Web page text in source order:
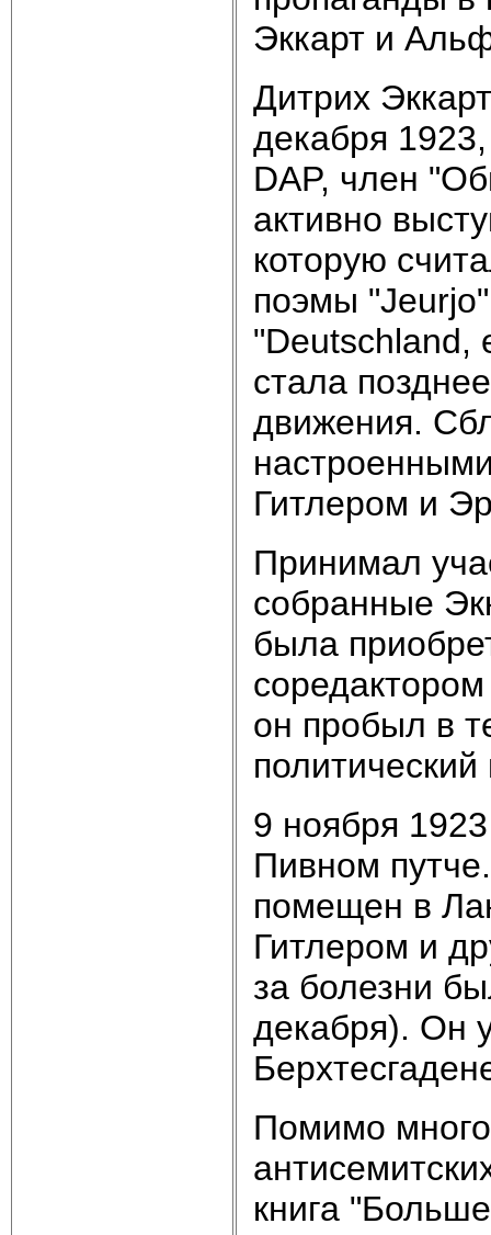
Эккарт и
Дитрих
декабря
DAP, член
активно
которую
поэмы
"Deutschland,
стала
движения.
Гитлером и
Принимал
собранные
была
он пробыл в
9 ноября
Пивном
помещен в
Гитлером и
за болезни
декабря). Он
Помимо
книга